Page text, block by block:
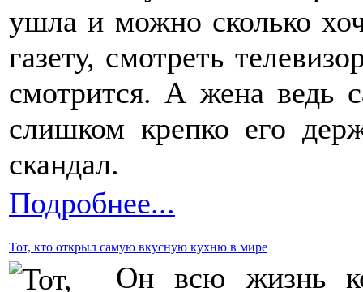
ушла и можно сколько
газету, смотреть
смотрится. А жена ведь
слишком крепко его
скандал.
Подробнее...
Тот, кто открыл самую вкусную кухню в мире
Он всю жизнь